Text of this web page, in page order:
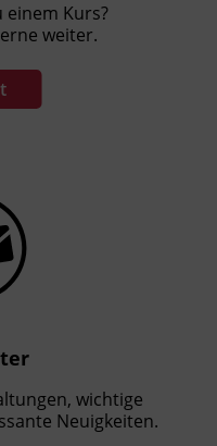
einem Kurs?
weiter.
wichtige
Neuigkeiten.